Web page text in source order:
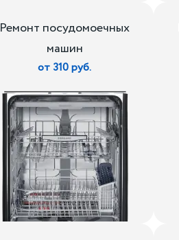
Ремонт посудомоечных
машин
от 310 руб.